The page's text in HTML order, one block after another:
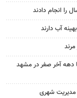
آب دارند
دهه آخر صفر در مشهد
مدیریت شهری